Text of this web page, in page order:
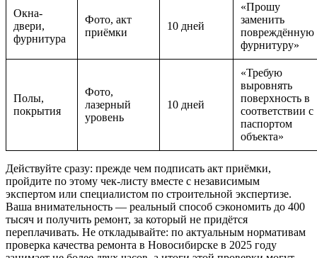
Окна-
двери,
фурнитура
Фото, акт
приёмки
10 дней
«Прошу
заменить
повреждённую
фурнитуру»
Полы,
покрытия
Фото,
лазерный
уровень
10 дней
«Требую
выровнять
поверхность в
соответствии с
паспортом
объекта»
Действуйте сразу: прежде чем подписать акт приёмки,
пройдите по этому чек-листу вместе с независимым
экспертом или специалистом по строительной экспертизе.
Ваша внимательность — реальный способ сэкономить до 400
тысяч и получить ремонт, за который не придётся
переплачивать. Не откладывайте: по актуальным нормативам
проверка качества ремонта в Новосибирске в 2025 году